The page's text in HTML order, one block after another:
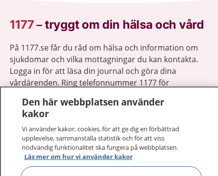
1177–tryggt om din hälsa och vård
På 1177.se får du råd om hälsa och information om
sjukdomar och vilka mottagningar du kan kontakta.
Logga in för att läsa din journal och göra dina
vårdärenden. Ring telefonnummer 1177 för
1177 ger dig råd när du vill må bättre.
1177 på flera språk Visa
Den här webbplatsen använder
kakor
Vi använder kakor, cookies, för att ge dig en förbättrad
upplevelse, sammanställa statistik och för att viss
nödvändig funktionalitet ska fungera på webbplatsen.
Läs mer om hur vi använder kakor